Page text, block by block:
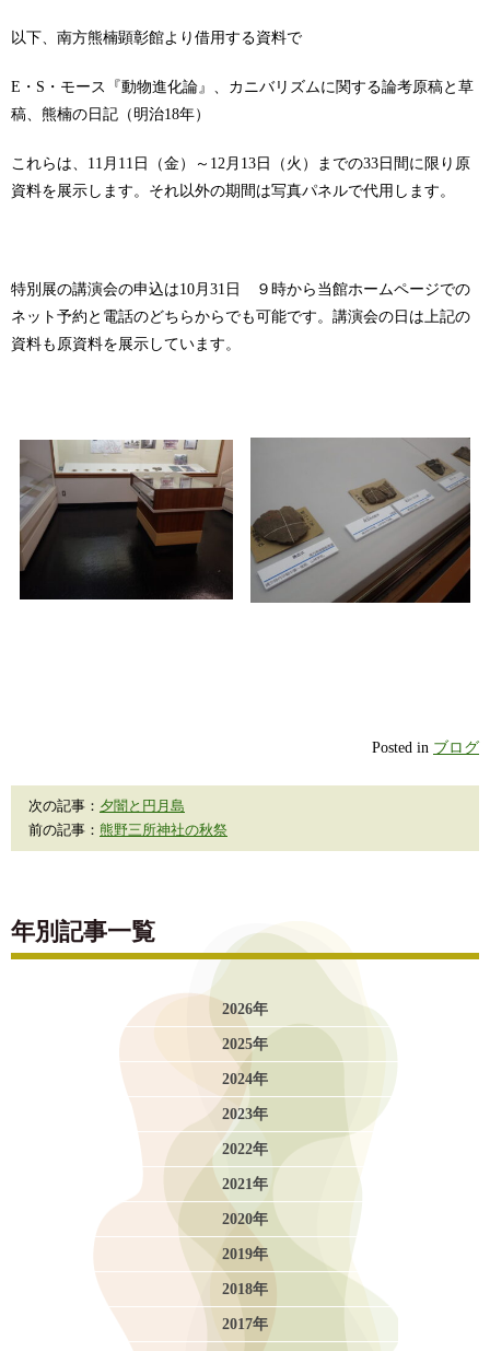
以下、南方熊楠顕彰館より借用する資料で
E・S・モース『動物進化論』、カニバリズムに関する論考原稿と草
稿、熊楠の日記（明治18年）
これらは、11月11日（金）～12月13日（火）までの33日間に限り原
資料を展示します。それ以外の期間は写真パネルで代用します。
特別展の講演会の申込は10月31日 ９時から当館ホームページでの
ネット予約と電話のどちらからでも可能です。講演会の日は上記の
資料も原資料を展示しています。
Posted in ブログ
次の記事： 夕闇と円月島
前の記事： 熊野三所神社の秋祭
年別記事一覧
2026年
2025年
2024年
2023年
2022年
2021年
2020年
2019年
2018年
2017年